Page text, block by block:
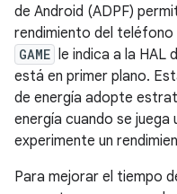
de Android (ADPF)
rendimiento del teléfono
GAME le indica a la HAL
está en primer plano.
de energía adopte
energía cuando se juega
experimente un
Para mejorar el tiempo